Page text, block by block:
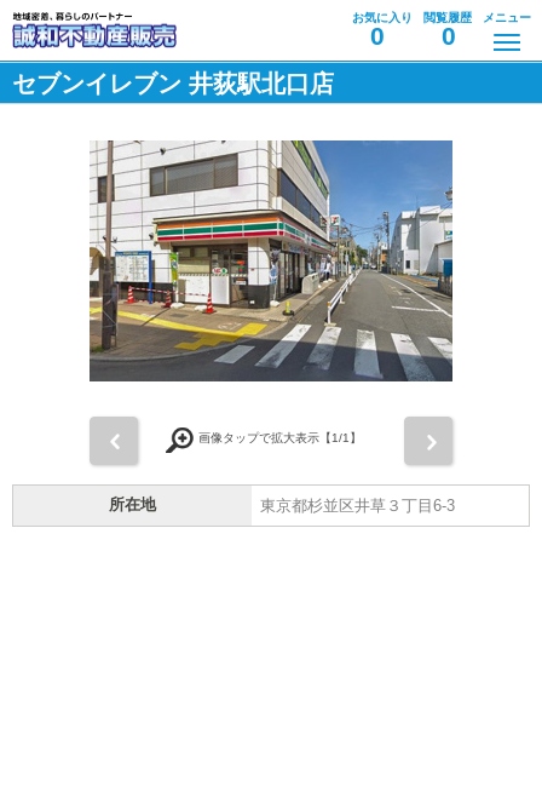
お気に入り
0
閲覧履歴
0
メニュー
セブンイレブン 井荻駅北口店
画像タップで拡大表示【1/1】
所在地 東京都杉並区井草３丁目6-3